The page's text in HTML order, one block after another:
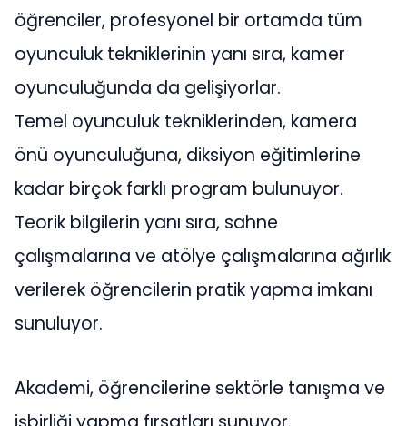
öğrenciler, profesyonel bir ortamda tüm
oyunculuk tekniklerinin yanı sıra, kamer
oyunculuğunda da gelişiyorlar.
Temel oyunculuk tekniklerinden, kamera
önü oyunculuğuna, diksiyon eğitimlerine
kadar birçok farklı program bulunuyor.
Teorik bilgilerin yanı sıra, sahne
çalışmalarına ve atölye çalışmalarına ağırlık
verilerek öğrencilerin pratik yapma imkanı
sunuluyor.
Akademi, öğrencilerine sektörle tanışma ve